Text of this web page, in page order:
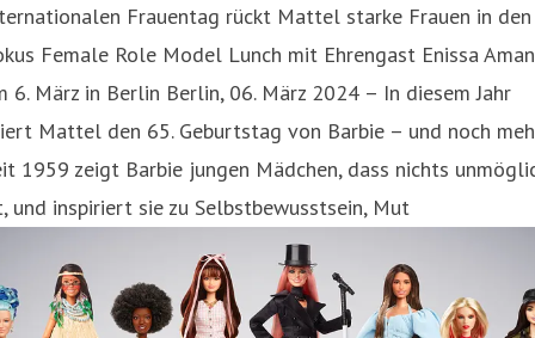
Frauentag rückt Mattel starke Frauen in den
Female Role Model Lunch mit Ehrengast Enissa
6. März in Berlin Berlin, 06. März 2024 – In diesem Jahr
Mattel den 65. Geburtstag von Barbie – und noch
1959 zeigt Barbie jungen Mädchen, dass nichts
und inspiriert sie zu Selbstbewusstsein, Mut